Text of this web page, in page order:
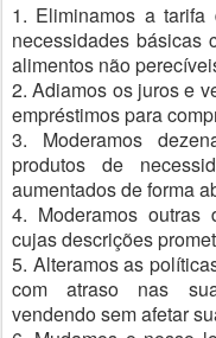
1. Eliminamos a
necessidades básicas
alimentos não
2. Adiamos os juros e
empréstimos para
3. Moderamos
produtos de
aumentados de forma
4. Moderamos outras
cujas descrições
5. Alteramos as
com atraso nas
vendendo sem afetar